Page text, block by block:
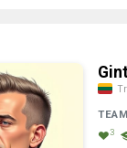
3